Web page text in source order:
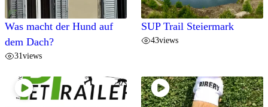
Was macht der Hund auf
dem Dach?
31views
SUP Trail Steiermark
43views